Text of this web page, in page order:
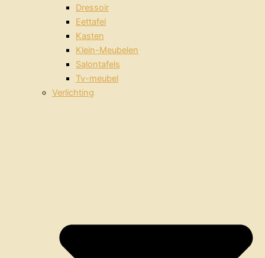
Dressoir
Eettafel
Kasten
Klein-Meubelen
Salontafels
Tv-meubel
Verlichting